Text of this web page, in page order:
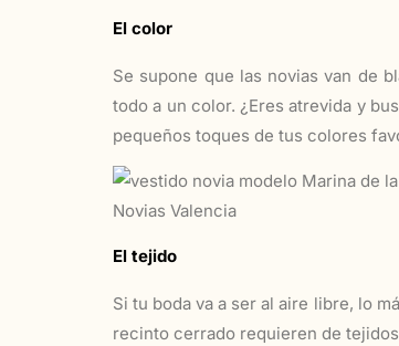
El color
Se supone que las novias van de
todo a un color. ¿Eres atrevida y
pequeños toques de tus colores
El tejido
Si tu boda va a ser al aire libre, lo
recinto cerrado requieren de